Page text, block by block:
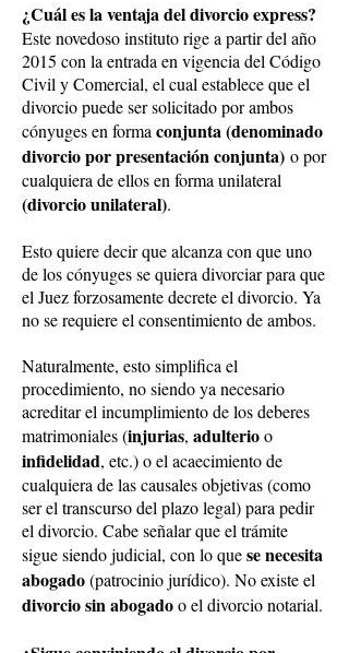
¿Cuál es la ventaja del divorcio express?
Este novedoso instituto rige a partir del año
2015 con la entrada en vigencia del Código
Civil y Comercial, el cual establece que el
divorcio puede ser solicitado por ambos
cónyuges en forma conjunta (denominado
divorcio por presentación conjunta) o por
cualquiera de ellos en forma unilateral
(divorcio unilateral).
Esto quiere decir que alcanza con que uno
de los cónyuges se quiera divorciar para que
el Juez forzosamente decrete el divorcio. Ya
no se requiere el consentimiento de ambos.
Naturalmente, esto simplifica el
procedimiento, no siendo ya necesario
acreditar el incumplimiento de los deberes
matrimoniales (injurias, adulterioo
infidelidad, etc.) o el acaecimiento de
cualquiera de las causales objetivas (como
ser el transcurso del plazo legal) para pedir
el divorcio. Cabe señalar que el trámite
sigue siendo judicial, con lo quese necesita
abogado(patrocinio jurídico). No existe el
divorcio sin abogadoo el divorcio notarial.